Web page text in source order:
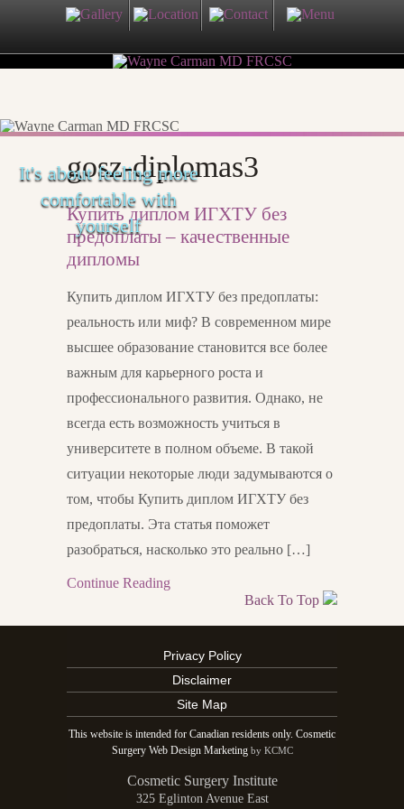
It's about feeling more
comfortable with
yourself
gosz-diplomas3
Купить диплом ИГХТУ без
предоплаты – качественные
дипломы
Купить диплом ИГХТУ без предоплаты:
реальность или миф? В современном мире
высшее образование становится все более
важным для карьерного роста и
профессионального развития. Однако, не
всегда есть возможность учиться в
университете в полном объеме. В такой
ситуации некоторые люди задумываются о
том, чтобы Купить диплом ИГХТУ без
предоплаты. Эта статья поможет
разобраться, насколько это реально […]
Continue Reading
Back To Top
Privacy Policy
Disclaimer
Site Map
This website is intended for Canadian residents only. Cosmetic
Surgery Web Design Marketing by KCMC
Cosmetic Surgery Institute
325 Eglinton Avenue East